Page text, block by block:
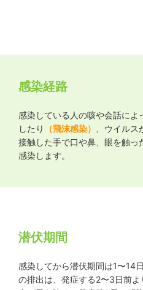
感染経路
感染している人の咳や会話によ
したり
（飛沫感染） 、ウイルス
接触した手で口や鼻、眼を触っ
感染します。
潜伏期間
感染してから潜伏期間は1〜14
の排出は、発症する2〜3日前